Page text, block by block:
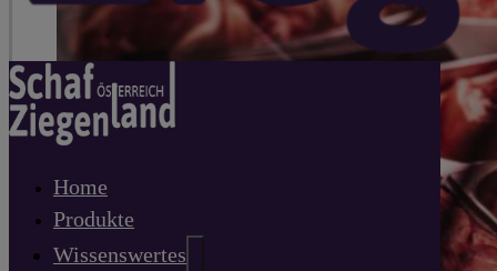
Home
Produkte
Wissenswertes